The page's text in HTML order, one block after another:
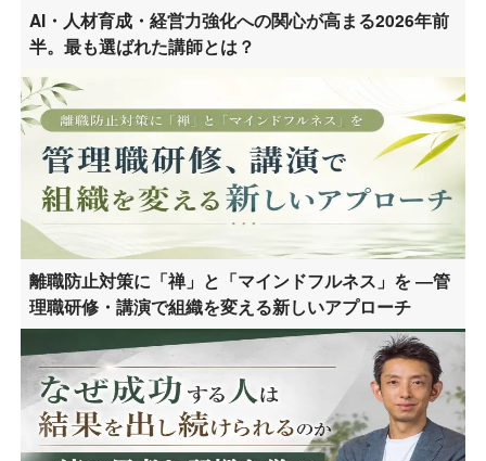
AI・人材育成・経営力強化への関心が高まる2026年前
半。最も選ばれた講師とは？
離職防止対策に「禅」と「マインドフルネス」を ―管
理職研修・講演で組織を変える新しいアプローチ